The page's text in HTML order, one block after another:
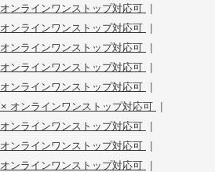
ンラインワンストップ対応可 |
ンラインワンストップ対応可 |
ンラインワンストップ対応可 |
ンラインワンストップ対応可 |
ンラインワンストップ対応可 |
オンラインワンストップ対応可 |
ンラインワンストップ対応可 |
ンラインワンストップ対応可 |
ンラインワンストップ対応可 |